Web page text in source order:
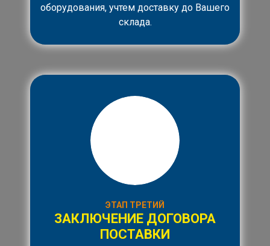
оборудования, учтем доставку до Вашего
склада.
ЭТАП ТРЕТИЙ
ЗАКЛЮЧЕНИЕ ДОГОВОРА
ПОСТАВКИ